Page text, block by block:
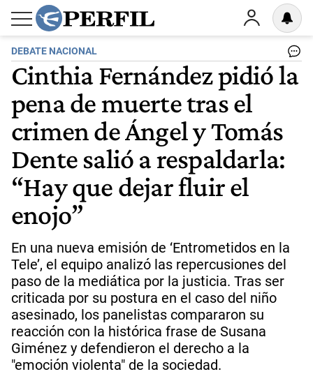
DEBATE NACIONAL
Cinthia Fernández pidió la
pena de muerte tras el
crimen de Ángel y Tomás
Dente salió a respaldarla:
“Hay que dejar fluir el
enojo”
En una nueva emisión de ‘Entrometidos en la
Tele’, el equipo analizó las repercusiones del
paso de la mediática por la justicia. Tras ser
criticada por su postura en el caso del niño
asesinado, los panelistas compararon su
reacción con la histórica frase de Susana
Giménez y defendieron el derecho a la
"emoción violenta" de la sociedad.